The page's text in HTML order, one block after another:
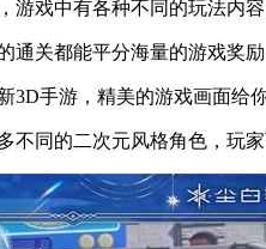
游戏中有各种不同的玩法内容
通关都能平分海量的游戏奖励
3D手游，精美的游戏画面给
不同的二次元风格角色，玩家